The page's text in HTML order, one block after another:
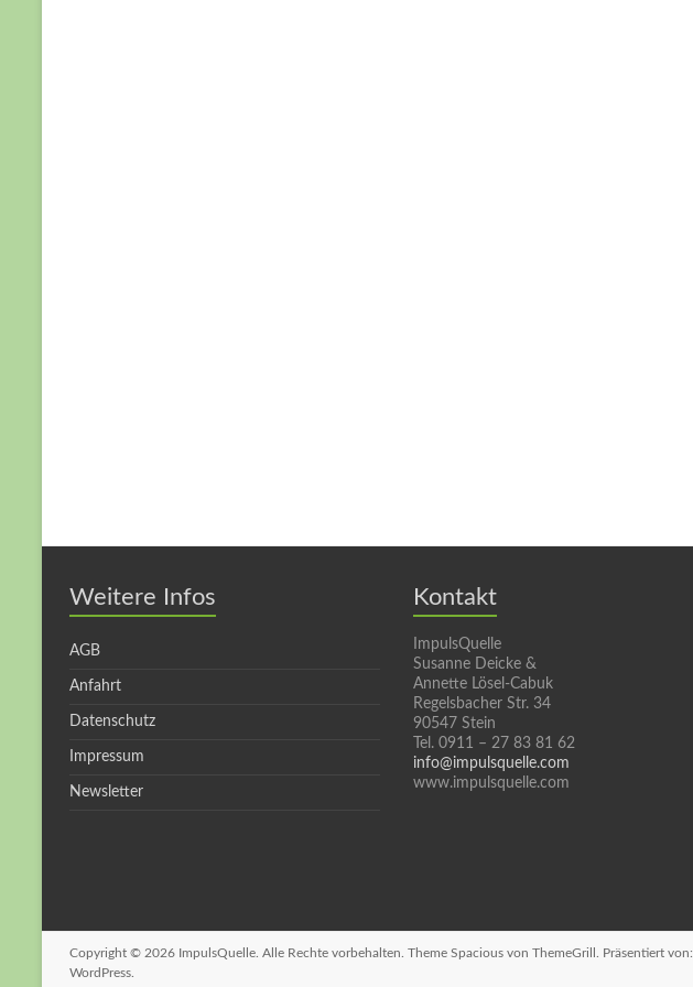
Weitere Infos
AGB
Anfahrt
Datenschutz
Impressum
Newsletter
Kontakt
ImpulsQuelle
Susanne Deicke &
Annette Lösel-Cabuk
Regelsbacher Str. 34
90547 Stein
Tel. 0911 – 27 83 81 62
info@impulsquelle.com
www.impulsquelle.com
Copyright © 2026 ImpulsQuelle . Alle Rechte vorbehalten. Theme Spacious von ThemeGrill. Präsentiert von:
WordPress